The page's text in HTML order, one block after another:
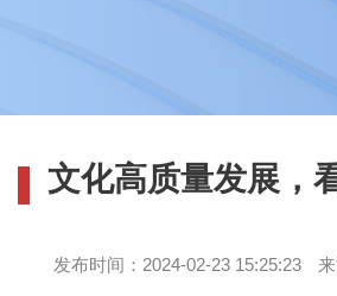
文化高质量发展，
发布时间： 2024-02-23 15:25:23 来